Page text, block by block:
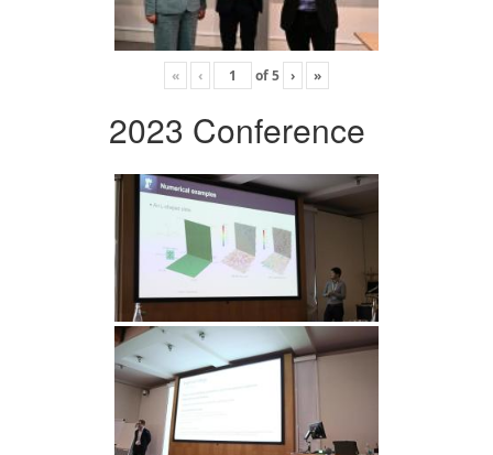
« ‹ of5 › »
2023 Conference